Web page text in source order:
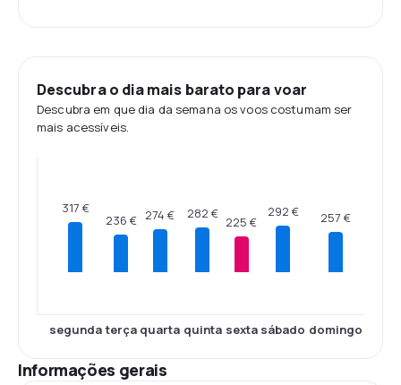
Descubra o dia mais barato para voar
Descubra em que dia da semana os voos costumam ser
mais acessíveis.
317 €
segunda
236 €
terça
274 €
quarta
282 €
quinta
225 €
sexta
292 €
sábado
257 €
domingo
Informações gerais